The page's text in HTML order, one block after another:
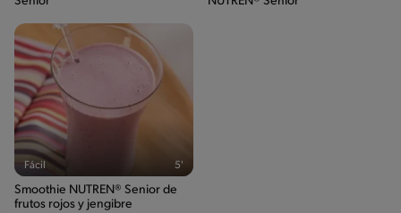
Fácil 5'
Smoothie NUTREN® Senior de
frutos rojos y jengibre